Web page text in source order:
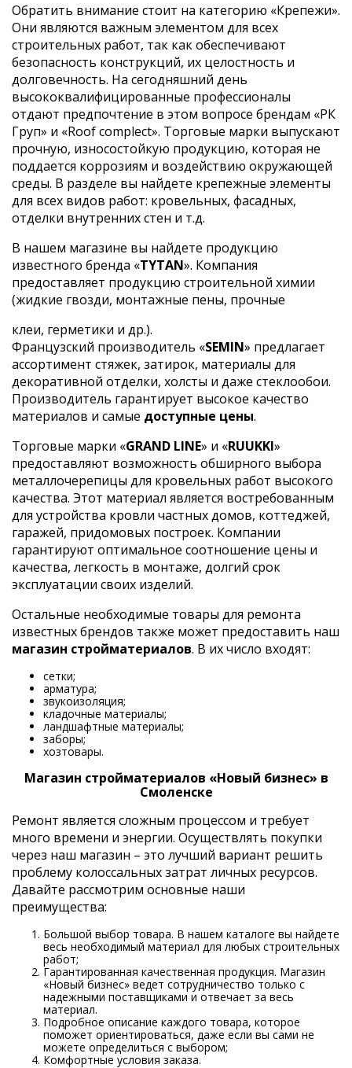
Обратить внимание стоит на категорию «Крепежи».
Они являются важным элементом для всех
строительных работ, так как обеспечивают
безопасность конструкций, их целостность и
долговечность. На сегодняшний день
высококвалифицированные профессионалы
отдают предпочтение в этом вопросе брендам «РК
Груп» и «Roof complect». Торговые марки выпускают
прочную, износостойкую продукцию, которая не
поддается коррозиям и воздействию окружающей
среды. В разделе вы найдете крепежные элементы
для всех видов работ: кровельных, фасадных,
отделки внутренних стен и т.д.
В нашем магазине вы найдете продукцию
известного бренда «TYTAN». Компания
предоставляет продукцию строительной химии
(жидкие гвозди, монтажные пены, прочные
клеи, герметики и др.).
Французский производитель «SEMIN» предлагает
ассортимент стяжек, затирок, материалы для
декоративной отделки, холсты и даже стеклообои.
Производитель гарантирует высокое качество
материалов и самые доступные цены.
Торговые марки «GRAND LINE» и «RUUKKI»
предоставляют возможность обширного выбора
металлочерепицы для кровельных работ высокого
качества. Этот материал является востребованным
для устройства кровли частных домов, коттеджей,
гаражей, придомовых построек. Компании
гарантируют оптимальное соотношение цены и
качества, легкость в монтаже, долгий срок
эксплуатации своих изделий.
Остальные необходимые товары для ремонта
известных брендов также может предоставить наш
магазин стройматериалов. В их число входят:
сетки;
арматура;
звукоизоляция;
кладочные материалы;
ландшафтные материалы;
заборы;
хозтовары.
Магазин стройматериалов «Новый бизнес» в
Смоленске
Ремонт является сложным процессом и требует
много времени и энергии. Осуществлять покупки
через наш магазин – это лучший вариант решить
проблему колоссальных затрат личных ресурсов.
Давайте рассмотрим основные наши
преимущества:
Большой выбор товара. В нашем каталоге вы найдете
весь необходимый материал для любых строительных
работ;
Гарантированная качественная продукция. Магазин
«Новый бизнес» ведет сотрудничество только с
надежными поставщиками и отвечает за весь
материал.
Подробное описание каждого товара, которое
поможет ориентироваться, даже если вы сами не
можете определиться с выбором;
Комфортные условия заказа.